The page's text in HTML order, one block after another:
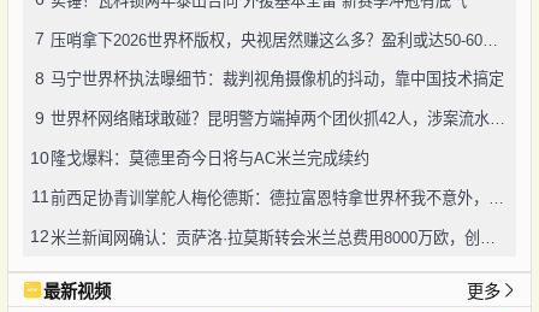
7 压哨拿下2026世界杯版权，央视居然赚这么多？盈利或达50-60亿！
8 马宁世界杯执法曝细节：裁判视角摄像机的抖动，靠中国技术搞定
9 世界杯网络赌球敢碰？昆明警方端掉两个团伙抓42人，涉案流水超三千万
10 隆戈爆料：莫德里奇今日将与AC米兰完成续约
11
12
最新视频 更多